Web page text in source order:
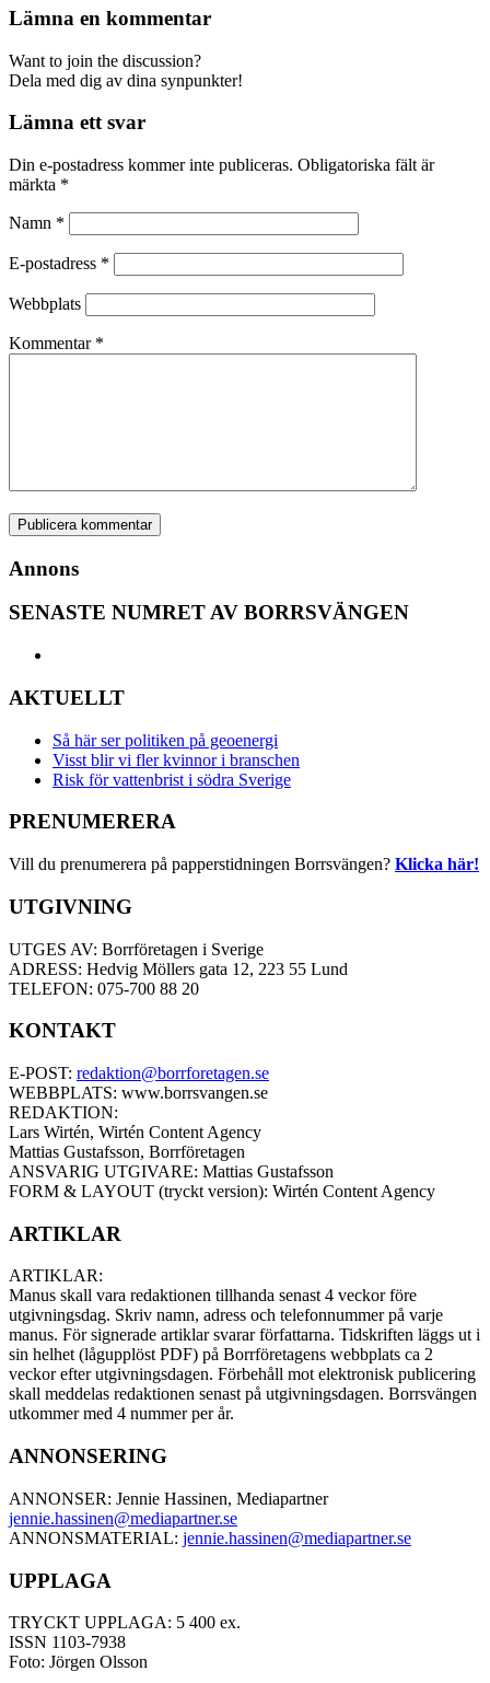
Lämna en kommentar
Want to join the discussion?
Dela med dig av dina synpunkter!
Lämna ett svar
Din e-postadress kommer inte publiceras. Obligatoriska fält är
märkta *
Namn *
E-postadress *
Webbplats
Kommentar *
Annons
SENASTE NUMRET AV BORRSVÄNGEN
AKTUELLT
Så här ser politiken på geoenergi
Visst blir vi fler kvinnor i branschen
Risk för vattenbrist i södra Sverige
PRENUMERERA
Vill du prenumerera på papperstidningen Borrsvängen? Klicka här!
UTGIVNING
UTGES AV: Borrföretagen i Sverige
ADRESS: Hedvig Möllers gata 12, 223 55 Lund
TELEFON: 075-700 88 20
KONTAKT
E-POST: redaktion@borrforetagen.se
WEBBPLATS: www.borrsvangen.se
REDAKTION:
Lars Wirtén, Wirtén Content Agency
Mattias Gustafsson, Borrföretagen
ANSVARIG UTGIVARE: Mattias Gustafsson
FORM & LAYOUT (tryckt version): Wirtén Content Agency
ARTIKLAR
ARTIKLAR:
Manus skall vara redaktionen tillhanda senast 4 veckor före
utgivningsdag. Skriv namn, adress och telefonnummer på varje
manus. För signerade artiklar svarar författarna. Tidskriften läggs ut i
sin helhet (lågupplöst PDF) på Borrföretagens webbplats ca 2
veckor efter utgivningsdagen. Förbehåll mot elektronisk publicering
skall meddelas redaktionen senast på utgivningsdagen. Borrsvängen
utkommer med 4 nummer per år.
ANNONSERING
ANNONSER: Jennie Hassinen, Mediapartner
jennie.hassinen@mediapartner.se
ANNONSMATERIAL: jennie.hassinen@mediapartner.se
UPPLAGA
TRYCKT UPPLAGA: 5 400 ex.
ISSN 1103-7938
Foto: Jörgen Olsson